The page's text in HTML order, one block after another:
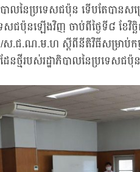
ភិបាលនៃប្រទេសជប៉ុន ទើបតែបាន
សជប៉ុនឡើងវិញ ចាប់ពីថ្ងៃទី៨ ខែ
ជ.ណ.ម.ហ ស្តីពីនីតិវិធីសម្រាប់កម្ម
ដែនថ្មីរបស់រដ្ឋាភិបាលនៃប្រទេសជ